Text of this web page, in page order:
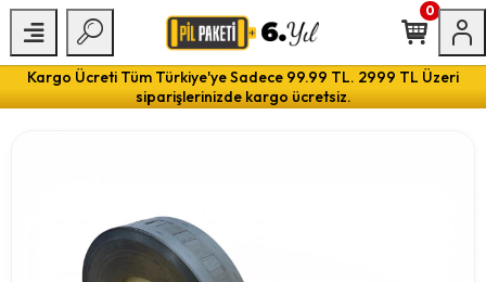
Kargo Ücreti Tüm Türkiye'ye Sadece 99.99 TL. 2999 TL Üzeri
siparişlerinizde kargo ücretsiz.
0